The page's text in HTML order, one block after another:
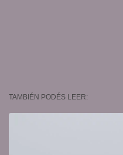
TAMBIÉN PODÉS LEER: